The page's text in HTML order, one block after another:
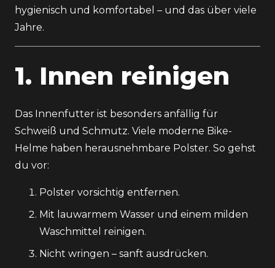
hygienisch und komfortabel – und das über viele
Jahre.
1. Innen reinigen
Das Innenfutter ist besonders anfällig für
Schweiß und Schmutz. Viele moderne Bike-
Helme haben herausnehmbare Polster. So gehst
du vor:
Polster vorsichtig entfernen.
Mit lauwarmem Wasser und einem milden
Waschmittel reinigen.
Nicht wringen – sanft ausdrücken.